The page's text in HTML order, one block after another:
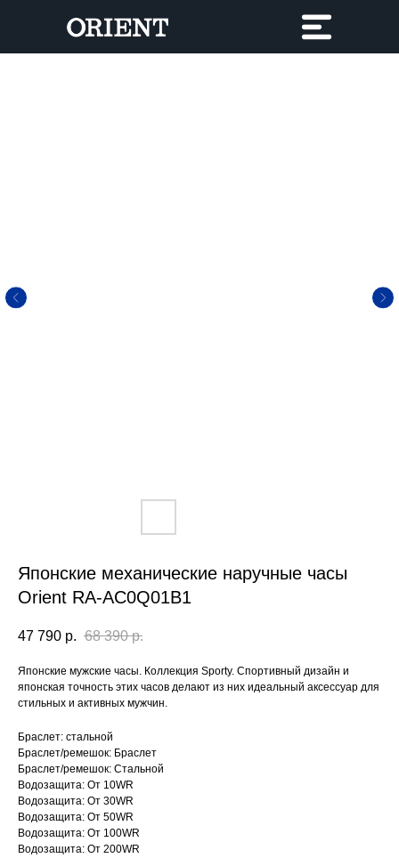
Японские механические наручные часы
Orient RA-AC0Q01B1
47 790 р. 68 390 р.
Японские мужские часы. Коллекция Sporty. Спортивный дизайн и
японская точность этих часов делают из них идеальный аксессуар для
стильных и активных мужчин.
Браслет: стальной
Браслет/ремешок: Браслет
Браслет/ремешок: Стальной
Водозащита: От 10WR
Водозащита: От 30WR
Водозащита: От 50WR
Водозащита: От 100WR
Водозащита: От 200WR